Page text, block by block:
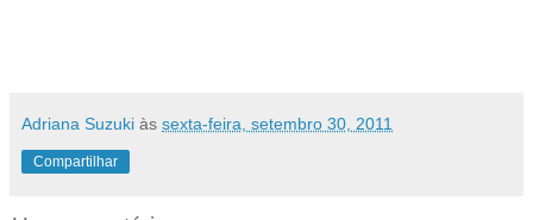
Adriana Suzuki às sexta-feira, setembro 30, 2011
Compartilhar